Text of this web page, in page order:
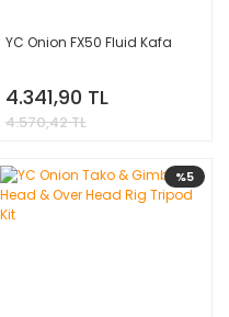
YC Onion FX50 Fluid Kafa
4.341,90 TL
4.570,42 TL
%5